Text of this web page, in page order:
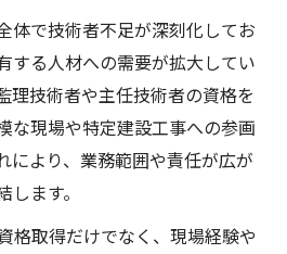
満たすべき実務経験の条件
技術者不要となるケースとは
取得で広がる可能性
者資格取得のメリット解説
監理資格で目指すキャリア
格一覧と取得方法を比較
ける監理技術者の役割とは
体で技術者不足が深刻化してお
する人材への需要が拡大してい
理技術者や主任技術者の資格を
な現場や特定建設工事への参画
により、業務範囲や責任が広が
ます。
格取得だけでなく、現場経験や